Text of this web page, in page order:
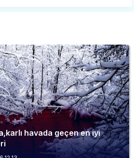
havada geçen en iyi